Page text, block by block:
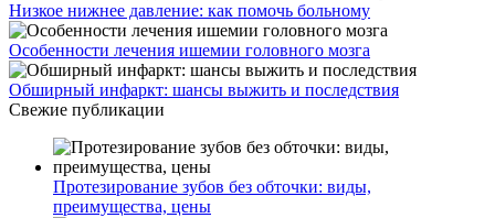
Низкое нижнее давление: как помочь больному
Особенности лечения ишемии головного мозга
Обширный инфаркт: шансы выжить и последствия
Свежие публикации
Протезирование зубов без обточки: виды,
преимущества, цены